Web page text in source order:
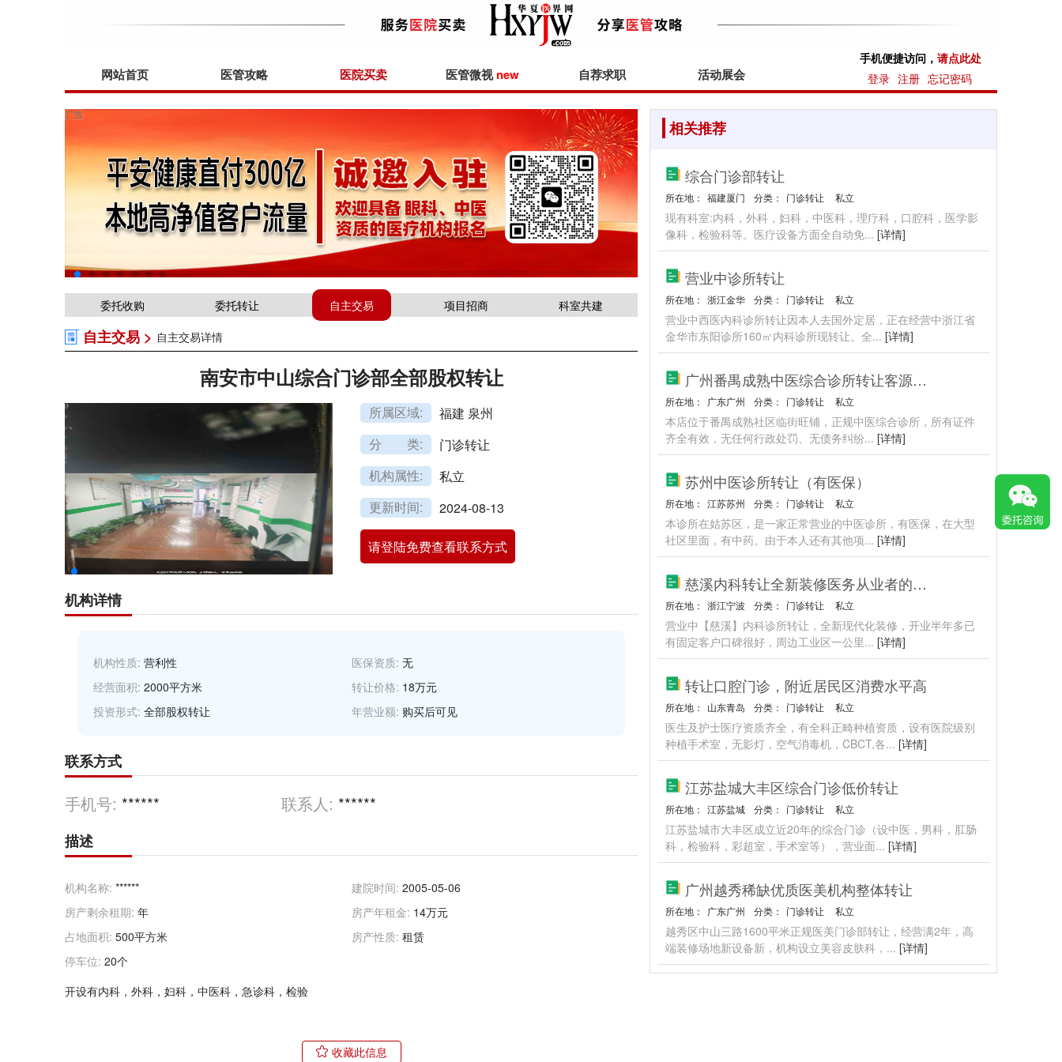
网站首页 医管攻略 医院买卖 医管微视new 自荐求职 活动展会
手机便捷访问， 请点此处
登录 注册 忘记密码
委托收购 委托转让 自主交易 项目招商 科室共建
自主交易 > 自主交易详情
南安市中山综合门诊部全部股权转让
所属区域:
福建 泉州
分 类:
门诊转让
机构属性:
私立
更新时间:
2024-08-13
请登陆免费查看联系方式
机构详情
机构性质: 营利性 医保资质: 无
经营面积: 2000平方米 转让价格: 18万元
投资形式: 全部股权转让 年营业额: 购买后可见
联系方式
手机号: ****** 联系人: ******
描述
机构名称: ****** 建院时间: 2005-05-06
房产剩余租期: 年 房产年租金: 14万元
占地面积: 500平方米 房产性质: 租赁
停车位: 20个
开设有内科，外科，妇科，中医科，急诊科，检验
收藏此信息
相关推荐
综合门诊部转让
所在地： 福建厦门 分类： 门诊转让 私立
现有科室:内科，外科，妇科，中医科，理疗科，口腔科，医学影
像科，检验科等。医疗设备方面全自动免... [详情]
营业中诊所转让
所在地： 浙江金华 分类： 门诊转让 私立
营业中西医内科诊所转让因本人去国外定居，正在经营中浙江省
金华市东阳诊所160㎡内科诊所现转让。全... [详情]
广州番禺成熟中医综合诊所转让客源稳定
所在地： 广东广州 分类： 门诊转让 私立
本店位于番禺成熟社区临街旺铺，正规中医综合诊所，所有证件
齐全有效，无任何行政处罚、无债务纠纷... [详情]
苏州中医诊所转让（有医保）
所在地： 江苏苏州 分类： 门诊转让 私立
本诊所在姑苏区，是一家正常营业的中医诊所，有医保，在大型
社区里面，有中药。由于本人还有其他项... [详情]
慈溪内科转让全新装修医务从业者的不二选择
所在地： 浙江宁波 分类： 门诊转让 私立
营业中【慈溪】内科诊所转让，全新现代化装修，开业半年多已
有固定客户口碑很好，周边工业区一公里... [详情]
转让口腔门诊，附近居民区消费水平高
所在地： 山东青岛 分类： 门诊转让 私立
医生及护士医疗资质齐全，有全科正畸种植资质，设有医院级别
种植手术室，无影灯，空气消毒机，CBCT,各... [详情]
江苏盐城大丰区综合门诊低价转让
所在地： 江苏盐城 分类： 门诊转让 私立
江苏盐城市大丰区成立近20年的综合门诊（设中医，男科，肛肠
科，检验科，彩超室，手术室等），营业面... [详情]
广州越秀稀缺优质医美机构整体转让
所在地： 广东广州 分类： 门诊转让 私立
越秀区中山三路1600平米正规医美门诊部转让，经营满2年，高
端装修场地新设备新，机构设立美容皮肤科， ... [详情]